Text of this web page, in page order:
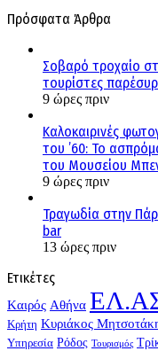
Πρόσφατα Άρθρα
Σοβαρό τροχαίο
τουρίστες
9 ώρες πριν
Καλοκαιρινές
του ’60: Το
του Μουσείου
9 ώρες πριν
Τραγωδία στην
bar
13 ώρες πριν
Ετικέτες
Kαιρός Αθήνα
Κρήτη Κυριάκος
Υπηρεσία Ρόδος Τουρισμός